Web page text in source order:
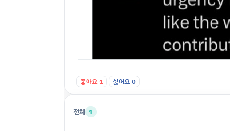
좋아요1 싫어요0
전체 1